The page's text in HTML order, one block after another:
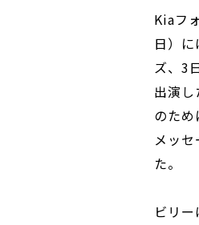
Kiaフ
日）
ズ、3
出演
のた
メッ
た。
ビリ